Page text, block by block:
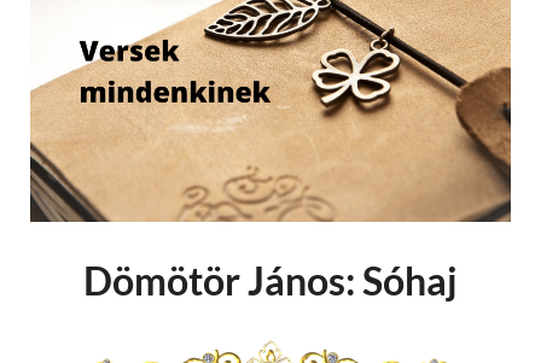
Dömötör János: Sóhaj